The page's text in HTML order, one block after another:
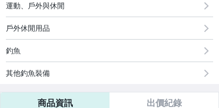
運動、戶外與休閒
戶外休閒用品
釣魚
其他釣魚裝備
商品資訊 出價紀錄